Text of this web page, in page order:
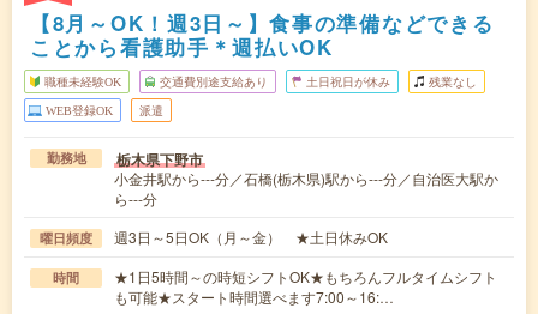
【8月～OK！週3日～】食事の準備などできる
ことから看護助手＊週払いOK
職種未経験OK 交通費別途支給あり 土日祝日が休み 残業なし
WEB登録OK 派遣
勤務地 栃木県下野市
小金井駅から---分／石橋(栃木県)駅から---分／自治医大駅か
ら---分
曜日頻度 週3日～5日OK（月～金） ★土日休みOK
時間
★1日5時間～の時短シフトOK★もちろんフルタイムシフト
も可能★スタート時間選べます7:00～16:…